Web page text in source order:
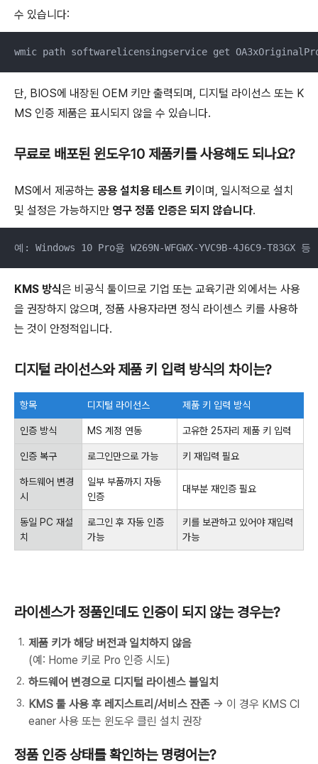
수 있습니다:
wmic path softwarelicensingservice get
단, BIOS에 내장된 OEM 키만 출력되며, 디지털 라이선스 또는 K
MS 인증 제품은 표시되지 않을 수 있습니다.
무료로 배포된 윈도우10 제품키를 사용해도 되나요?
MS에서 제공하는 공용 설치용 테스트 키 이며, 일시적으로 설치
및 설정은 가능하지만 영구 정품 인증은 되지 않습니다.
예: Windows 10 Pro용 W269N-WFGWX-YVC9B-4J6C9-T83GX 등
KMS 방식은 비공식 툴이므로 기업 또는 교육기관 외에서는 사용
을 권장하지 않으며, 정품 사용자라면 정식 라이센스 키를 사용하
는 것이 안정적입니다.
디지털 라이선스와 제품 키 입력 방식의 차이는?
항목 디지털 라이선스 제품 키 입력 방식
인증 방식 MS 계정 연동 고유한 25자리 제품 키 입력
인증 복구 로그인만으로 가능 키 재입력 필요
하드웨어 변경
시
일부 부품까지 자동
인증
대부분 재인증 필요
동일 PC 재설
치
로그인 후 자동 인증
가능
키를 보관하고 있어야 재입력
가능
라이센스가 정품인데도 인증이 되지 않는 경우는?
제품 키가 해당 버전과 일치하지 않음
(예: Home 키로 Pro 인증 시도)
하드웨어 변경으로 디지털 라이센스 불일치
KMS 툴 사용 후 레지스트리/서비스 잔존 → 이 경우 KMS Cl
eaner 사용 또는 윈도우 클린 설치 권장
정품 인증 상태를 확인하는 명령어는?